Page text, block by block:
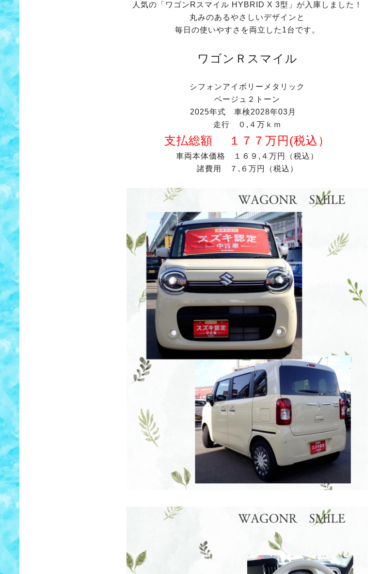
人気の「ワゴンRスマイル HYBRID X 3型」が入庫しました！
丸みのあるやさしいデザインと
毎日の使いやすさを両立した1台です。
ワゴンＲスマイル
シフォンアイボリーメタリック
ベージュ２トーン
2025年式 車検2028年03月
走行 ０,４万ｋｍ
支払総額 １７７万円(税込）
車両本体価格 １６９,４万円（税込）
諸費用 ７,６万円（税込）